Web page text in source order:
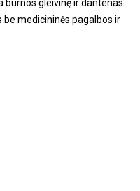
burnos gleivinę ir dantenas.
be medicininės pagalbos ir